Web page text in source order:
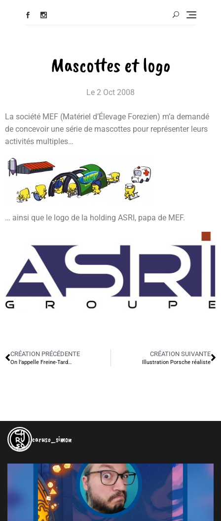
Mascottes et logo
Le 2 Oct 2008
La société MEF (Matériel d’Élevage Forezien) m’a demandé
de concevoir une série de mascottes pour représenter leurs
activités multiples…
… ainsi que le logo de la holding ASRI, papa de MEF.
CRÉATION PRÉCÉDENTE
On l’appelle Freine-Tard…
CRÉATION SUIVANTE
Illustration Porsche réaliste
caruso_simon